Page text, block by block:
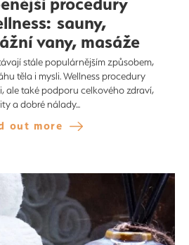
sauny,
vany, masáže
stále populárnějším způsobem,
těla i mysli. Wellness procedury
ale také podporu celkového zdraví,
a dobré nálady...
out more